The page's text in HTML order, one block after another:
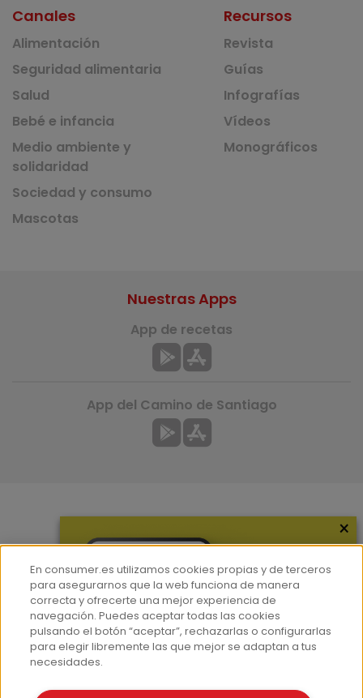
Canales
Alimentación
Seguridad alimentaria
Salud
Bebé e infancia
Medio ambiente y
solidaridad
Sociedad y consumo
Mascotas
Recursos
Revista
Guías
Infografías
Vídeos
Monográficos
Hemeroteca
Contacto
Prensa
Corpus Lingüístico Consumer
Nuestras Apps
App de recetas
App del Camino de Santiago
×
En consumer.es utilizamos cookies propias y de terceros
para asegurarnos que la web funciona de manera
correcta y ofrecerte una mejor experiencia de
navegación. Puedes aceptar todas las cookies
pulsando el botón “aceptar”, rechazarlas o configurarlas
para elegir libremente las que mejor se adaptan a tus
necesidades.